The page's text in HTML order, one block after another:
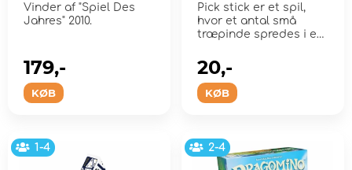
Vinder af "Spiel Des
Jahres" 2010.
KØB
179,-
Pick stick er et spil,
hvor et antal små
træpinde spredes i en
KØB
20,-
1-4 2-4